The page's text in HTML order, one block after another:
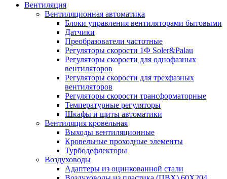
Вентиляция
Вентиляционная автоматика
Блоки управления вентиляторами бытовыми
Датчики
Преобразователи частотные
Регуляторы скорости 1Ф Soler&Palau
Регуляторы скорости для однофазных
вентиляторов
Регуляторы скорости для трехфазных
вентиляторов
Регуляторы скорости трансформаторные
Температурные регуляторы
Шкафы и щиты автоматики
Вентиляция кровельная
Выходы вентиляционные
Кровельные проходные элементы
Турбодефлекторы
Воздуховоды
Адаптеры из оцинкованной стали